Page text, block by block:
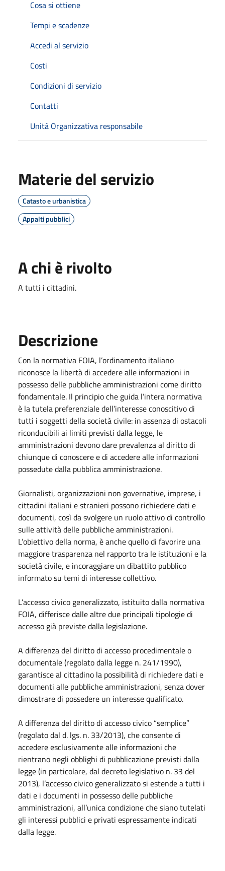
Cosa si ottiene
Tempi e scadenze
Accedi al servizio
Costi
Condizioni di servizio
Contatti
Unità Organizzativa responsabile
Materie del servizio
Catasto e urbanistica
Appalti pubblici
A chi è rivolto
A tutti i cittadini.
Descrizione
Con la normativa FOIA, l’ordinamento italiano
riconosce la libertà di accedere alle informazioni in
possesso delle pubbliche amministrazioni come diritto
fondamentale. Il principio che guida l’intera normativa
è la tutela preferenziale dell’interesse conoscitivo di
tutti i soggetti della società civile: in assenza di ostacoli
riconducibili ai limiti previsti dalla legge, le
amministrazioni devono dare prevalenza al diritto di
chiunque di conoscere e di accedere alle informazioni
possedute dalla pubblica amministrazione.
Giornalisti, organizzazioni non governative, imprese, i
cittadini italiani e stranieri possono richiedere dati e
documenti, così da svolgere un ruolo attivo di controllo
sulle attività delle pubbliche amministrazioni.
L’obiettivo della norma, è anche quello di favorire una
maggiore trasparenza nel rapporto tra le istituzioni e la
società civile, e incoraggiare un dibattito pubblico
informato su temi di interesse collettivo.
L’accesso civico generalizzato, istituito dalla normativa
FOIA, differisce dalle altre due principali tipologie di
accesso già previste dalla legislazione.
A differenza del diritto di accesso procedimentale o
documentale (regolato dalla legge n. 241/1990),
garantisce al cittadino la possibilità di richiedere dati e
documenti alle pubbliche amministrazioni, senza dover
dimostrare di possedere un interesse qualificato.
A differenza del diritto di accesso civico “semplice”
(regolato dal d. lgs. n. 33/2013), che consente di
accedere esclusivamente alle informazioni che
rientrano negli obblighi di pubblicazione previsti dalla
legge (in particolare, dal decreto legislativo n. 33 del
2013), l’accesso civico generalizzato si estende a tutti i
dati e i documenti in possesso delle pubbliche
amministrazioni, all’unica condizione che siano tutelati
gli interessi pubblici e privati espressamente indicati
dalla legge.